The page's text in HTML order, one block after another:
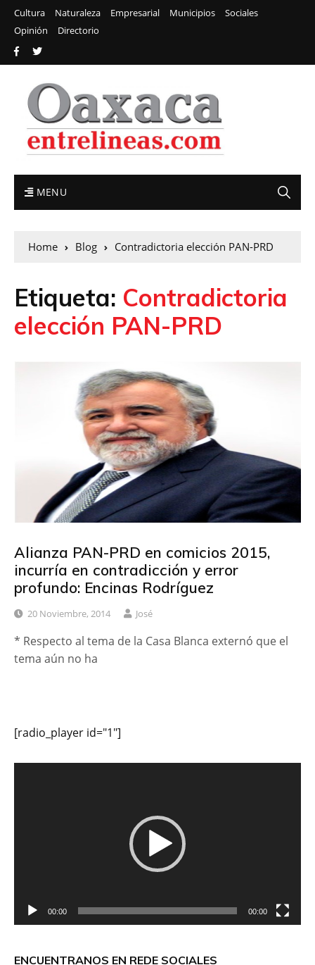
Cultura Naturaleza Empresarial Municipios
Sociales
Opinión
Directorio
MENU
Home Blog Contradictoria elección PAN-PRD
Etiqueta: Contradictoria
elección PAN-PRD
Alianza PAN-PRD en comicios 2015,
incurría en contradicción y error
profundo: Encinas Rodríguez
20 Noviembre, 2014 José
* Respecto al tema de la Casa Blanca externó que el
tema aún no ha
[radio_player id="1"]
00:00 00:00
ENCUENTRANOS EN REDE SOCIALES